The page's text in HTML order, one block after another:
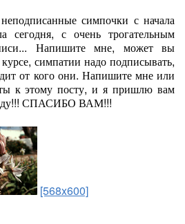
симпочки с начала
сегодня, с очень трогательным
Напишите мне, может вы
симпатии надо подписывать,
от кого они. Напишите мне или
к этому посту, и я пришлю вам
СПАСИБО ВАМ!!!
[568x600]